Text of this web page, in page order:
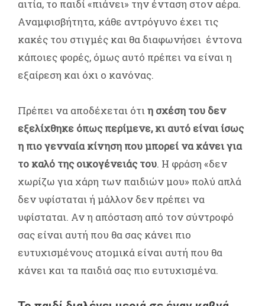
αιτία, το παιδί «πιάνει» την ένταση στον αέρα.
Αναμφισβήτητα, κάθε αντρόγυνο έχει τις
κακές του στιγμές και θα διαφωνήσει έντονα
κάποιες φορές, όμως αυτό πρέπει να είναι η
εξαίρεση και όχι ο κανόνας.
Πρέπει να αποδέχεται ότιη σχέση του δεν
εξελίχθηκε όπως περίμενε, κι αυτό είναι ίσως
η πιο γενναία κίνηση που μπορεί να κάνει για
το καλό της οικογένειάς του. Η φράση «δεν
χωρίζω για χάρη των παιδιών μου» πολύ απλά
δεν υφίσταται ή μάλλον δεν πρέπει να
υφίσταται. Αν η απόσταση από τον σύντροφό
σας είναι αυτή που θα σας κάνει πιο
ευτυχισμένους ατομικά είναι αυτή που θα
κάνει και τα παιδιά σας πιο ευτυχισμένα.